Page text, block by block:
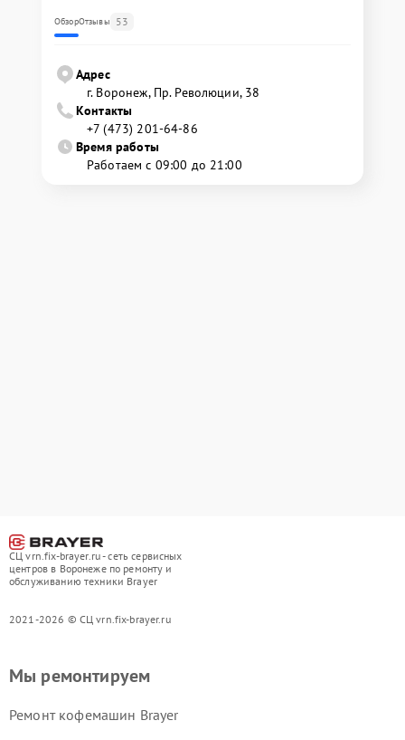
ОбзорОтзывы 53
Адрес
г. Воронеж, Пр. Революции, 38
Контакты
+7 (473) 201-64-86
Время работы
Работаем с 09:00 до 21:00
СЦ vrn.fix-brayer.ru - сеть сервисных
центров в Воронеже по ремонту и
обслуживанию техники Brayer
2021-2026 © СЦ vrn.fix-brayer.ru
Мы ремонтируем
Ремонт кофемашин Brayer